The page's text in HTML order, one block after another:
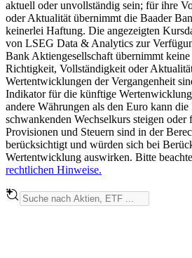
aktuell oder unvollständig sein; für ihre
oder Aktualität übernimmt die Baader
keinerlei Haftung. Die angezeigten
von LSEG Data & Analytics zur
Bank Aktiengesellschaft übernimmt
Richtigkeit, Vollständigkeit oder
Wertentwicklungen der Vergangenheit
Indikator für die künftige
andere Währungen als den Euro kann
schwankenden Wechselkurs steigen oder
Provisionen und Steuern sind in der
berücksichtigt und würden sich bei
Wertentwicklung auswirken. Bitte
rechtlichen Hinweise.